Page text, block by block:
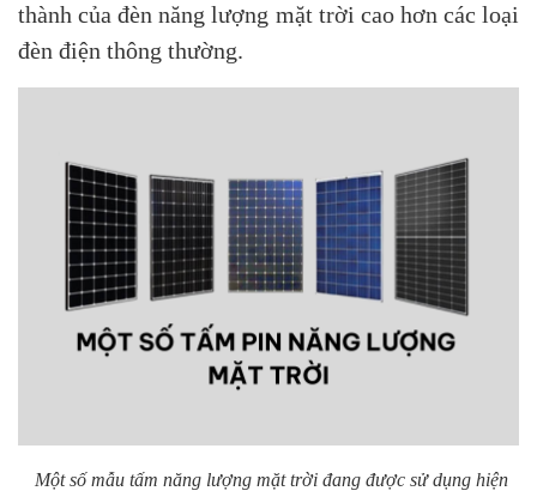
thành của đèn năng lượng mặt trời cao hơn các loại
đèn điện thông thường.
Một số mẫu tấm năng lượng mặt trời đang được sử dụng hiện